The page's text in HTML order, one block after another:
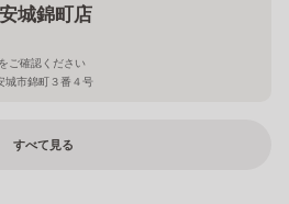
安城錦町店
ご確認ください
城市錦町３番４号
すべて見る